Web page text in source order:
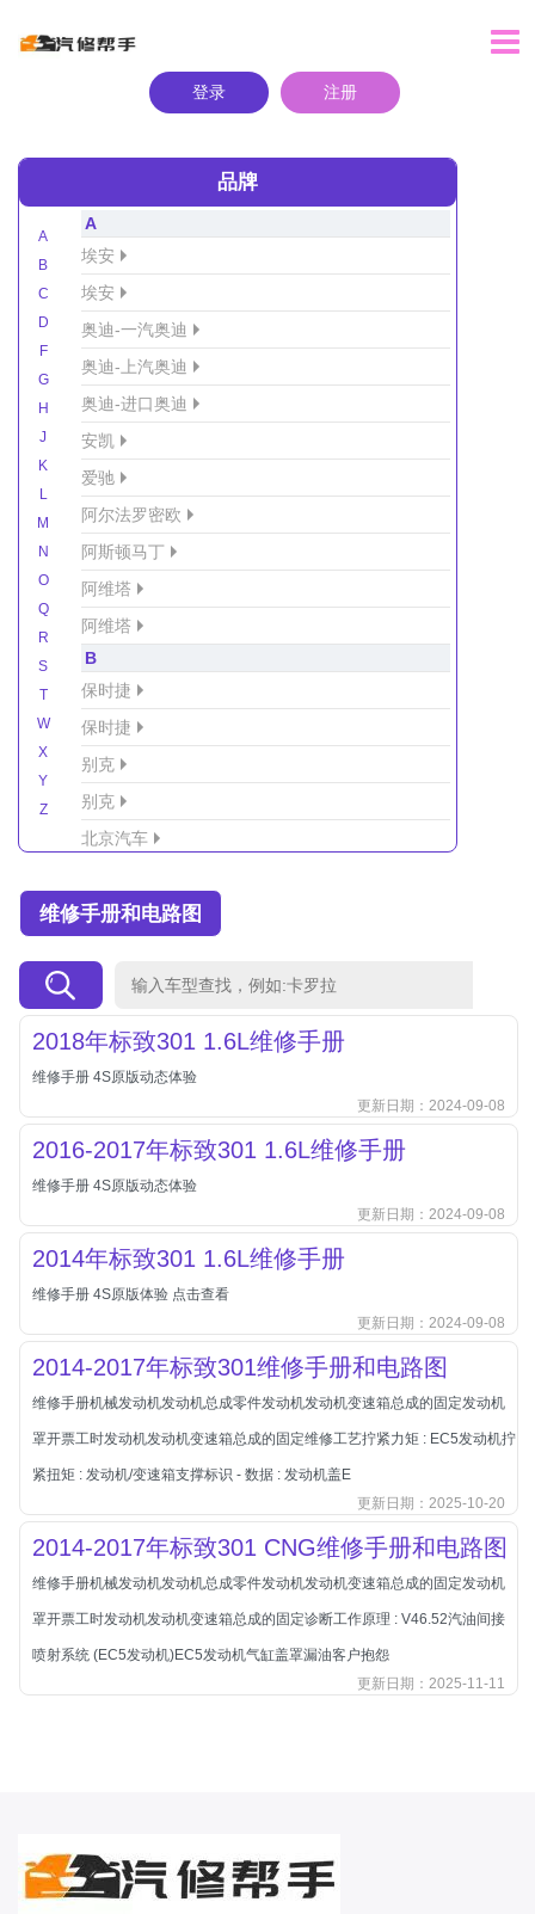
登录 注册
品牌
A
B
C
D
F
G
H
J
K
L
M
N
O
Q
R
S
T
W
X
Y
Z
A
埃安
埃安
奥迪-一汽奥迪
奥迪-上汽奥迪
奥迪-进口奥迪
安凯
爱驰
阿尔法罗密欧
阿斯顿马丁
阿维塔
阿维塔
B
保时捷
保时捷
别克
别克
北京汽车
北京越野车
北汽制造
奔腾
奔驰
宝马
宝骏
宝骏
宾利
本田-东风本田
本田-广州本田
本田-海外本田
标致
标致
比亚迪商用车
维修手册和电路图
2018年标致301 1.6L维修手册
维修手册 4S原版动态体验
更新日期：2024-09-08
2016-2017年标致301 1.6L维修手册
维修手册 4S原版动态体验
更新日期：2024-09-08
2014年标致301 1.6L维修手册
维修手册 4S原版体验 点击查看
更新日期：2024-09-08
2014-2017年标致301维修手册和电路图
维修手册机械发动机发动机总成零件发动机发动机变速箱总成的固定发动机
罩开票工时发动机发动机变速箱总成的固定维修工艺拧紧力矩 : EC5发动机拧
紧扭矩 : 发动机/变速箱支撑标识 - 数据 : 发动机盖E
更新日期：2025-10-20
2014-2017年标致301 CNG维修手册和电路图
维修手册机械发动机发动机总成零件发动机发动机变速箱总成的固定发动机
罩开票工时发动机发动机变速箱总成的固定诊断工作原理 : V46.52汽油间接
喷射系统 (EC5发动机)EC5发动机气缸盖罩漏油客户抱怨
更新日期：2025-11-11